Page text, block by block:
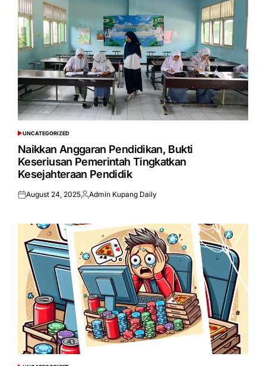
POSTED
IN
UNCATEGORIZED
Naikkan Anggaran Pendidikan, Bukti
Keseriusan Pemerintah Tingkatkan
Kesejahteraan Pendidik
Posted
August 24, 2025Posted
Admin Kupang Daily